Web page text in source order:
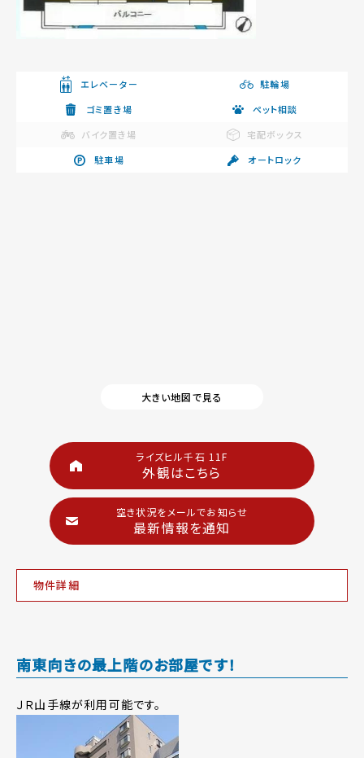
エレベーター
駐輪場
ゴミ置き場
ペット相談
バイク置き場
宅配ボックス
駐車場
オートロック
大きい地図で見る
ライズヒル千石 11F
外観はこちら
空き状況をメールでお知らせ
最新情報を通知
物件詳細
南東向きの最上階のお部屋です！
ＪＲ山手線が利用可能です。